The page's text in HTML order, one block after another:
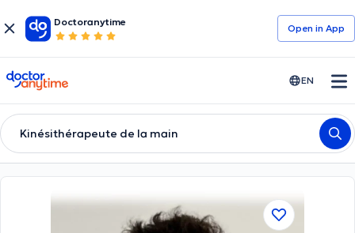
Doctoranytime
Open in Αpp
doctoranytime EN
Kinésithérapeute de la main